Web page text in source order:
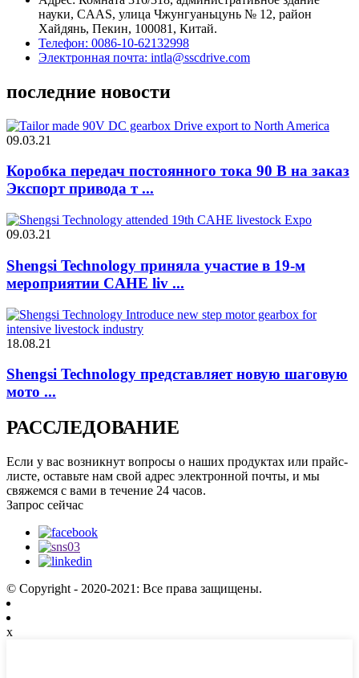
науки, CAAS, улица Чжунгуаньцунь № 12, район
Хайдянь, Пекин, 100081, Китай.
Телефон: 0086-10-62132998
Электронная почта: intla@sscdrive.com
последние новости
09.03.21
Коробка передач постоянного тока 90 В на заказ
Экспорт привода т ...
09.03.21
Shengsi Technology приняла участие в 19-м
мероприятии CAHE liv ...
18.08.21
Shengsi Technology представляет новую шаговую
мото ...
РАССЛЕДОВАНИЕ
Если у вас возникнут вопросы о наших продуктах или прайс-
листе, оставьте нам свой адрес электронной почты, и мы
свяжемся с вами в течение 24 часов.
Запрос сейчас
© Copyright - 2020-2021: Все права защищены.
x